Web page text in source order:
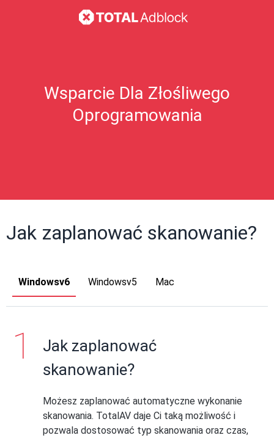
Wsparcie Dla Złośliwego
Oprogramowania
Jak zaplanować skanowanie?
Windowsv6 Windowsv5 Mac
Jak zaplanować
skanowanie?
Możesz zaplanować automatyczne wykonanie
skanowania. TotalAV daje Ci taką możliwość i
pozwala dostosować typ skanowania oraz czas,